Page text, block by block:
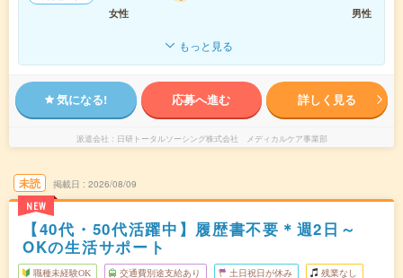
女性
男性
もっと見る
気になる! 応募へ進む 詳しく見る
派遣会社 日研トータルソーシング株式会社 メディカルケア事業部
未読
NEW
掲載日 2026/08/09
【40代・50代活躍中】履歴書不要＊週2日～
OKの生活サポート
職種未経験OK 交通費別途支給あり 土日祝日が休み 残業なし